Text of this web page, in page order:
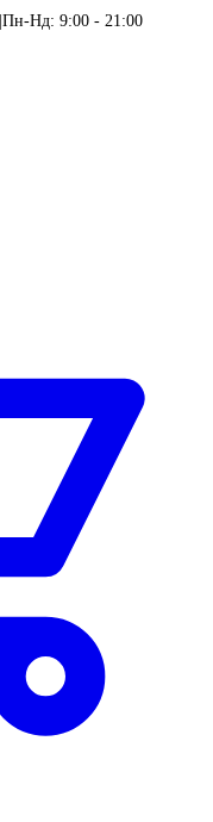
Пн-Нд: 9:00 - 21:00